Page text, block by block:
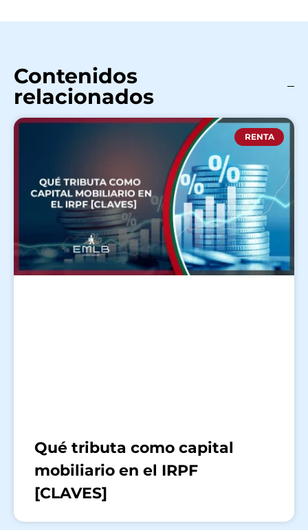
Contenidos
relacionados
RENTA
Qué tributa como capital
mobiliario en el IRPF
[CLAVES]